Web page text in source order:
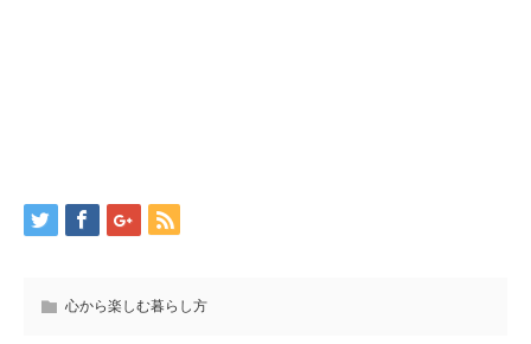
心から楽しむ暮らし方